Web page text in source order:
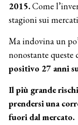
2015.Come
stagioni sui
Ma indovina un
nonostante queste
positivo 27 anni
Il più grande
prendersi una
fuori dal mercato.